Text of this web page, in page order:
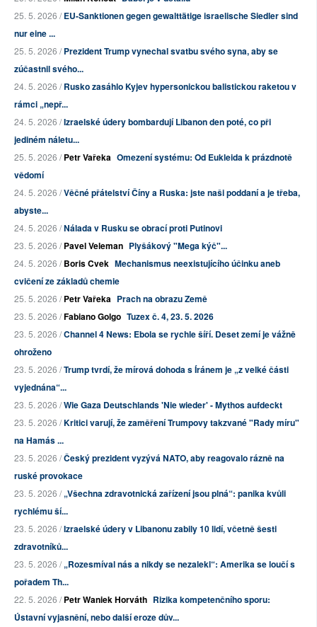
25. 5. 2026 /EU-Sanktionen gegen gewalttätige israelische Siedler sind
nur eine ...
25. 5. 2026 /Prezident Trump vynechal svatbu svého syna, aby se
zúčastnil svého...
24. 5. 2026 /Rusko zasáhlo Kyjev hypersonickou balistickou raketou v
rámci „nepř...
24. 5. 2026 /Izraelské údery bombardují Libanon den poté, co při
jediném náletu...
25. 5. 2026 /Petr Vařeka Omezení systému: Od Eukleida k prázdnotě
vědomí
24. 5. 2026 /Věčné přátelství Číny a Ruska: jste naši poddaní a je třeba,
abyste...
24. 5. 2026 /Nálada v Rusku se obrací proti Putinovi
23. 5. 2026 /Pavel Veleman Plyšákový "Mega kýč"...
24. 5. 2026 /Boris Cvek Mechanismus neexistujícího účinku aneb
cvičení ze základů chemie
25. 5. 2026 /Petr Vařeka Prach na obrazu Země
23. 5. 2026 /Fabiano Golgo Tuzex č. 4, 23. 5. 2026
23. 5. 2026 /Channel 4 News: Ebola se rychle šíří. Deset zemí je vážně
ohroženo
23. 5. 2026 /Trump tvrdí, že mírová dohoda s Íránem je „z velké části
vyjednána“...
23. 5. 2026 /Wie Gaza Deutschlands 'Nie wieder' - Mythos aufdeckt
23. 5. 2026 /Kritici varují, že zaměření Trumpovy takzvané "Rady míru"
na Hamás ...
23. 5. 2026 /Český prezident vyzývá NATO, aby reagovalo rázně na
ruské provokace
23. 5. 2026 /„Všechna zdravotnická zařízení jsou plná“: panika kvůli
rychlému ší...
23. 5. 2026 /Izraelské údery v Libanonu zabily 10 lidí, včetně šesti
zdravotníků...
23. 5. 2026 /„Rozesmíval nás a nikdy se nezalekl“: Amerika se loučí s
pořadem Th...
22. 5. 2026 /Petr Waniek Horváth Rizika kompetenčního sporu:
Ústavní vyjasnění, nebo další eroze dův...